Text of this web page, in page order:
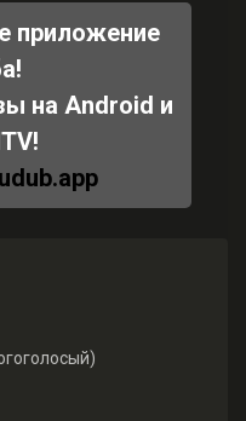
приложение
на Android и